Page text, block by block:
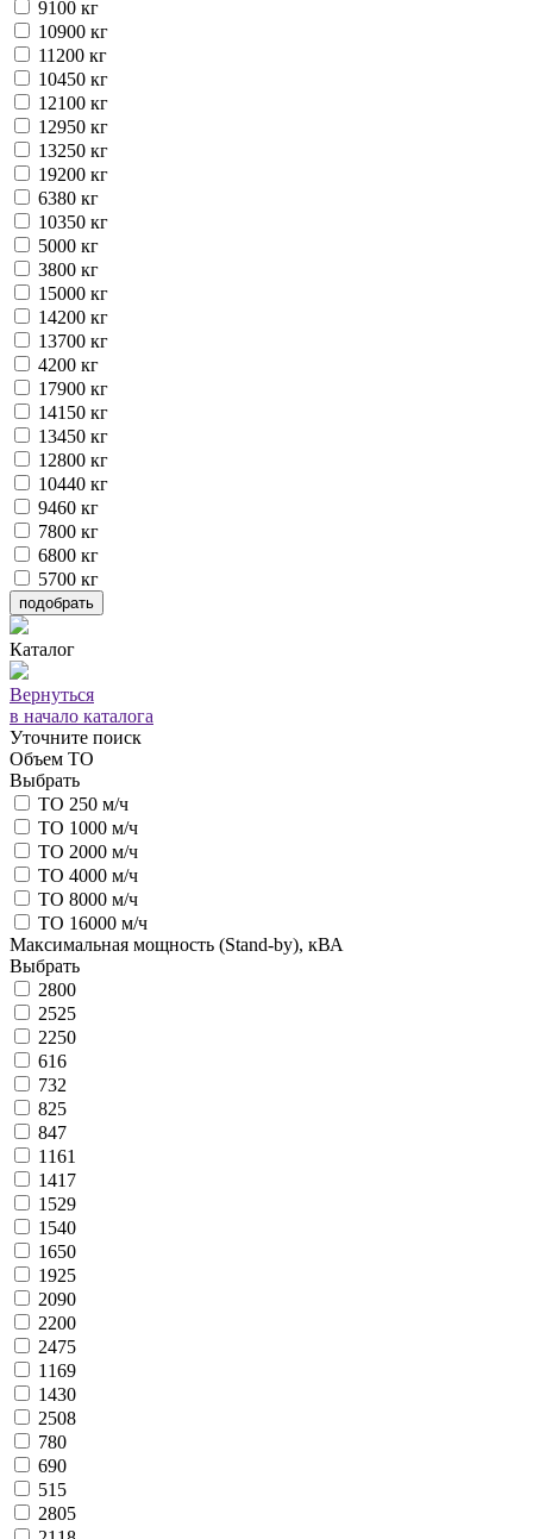
9100 кг
10900 кг
11200 кг
10450 кг
12100 кг
12950 кг
13250 кг
19200 кг
6380 кг
10350 кг
5000 кг
3800 кг
15000 кг
14200 кг
13700 кг
4200 кг
17900 кг
14150 кг
13450 кг
12800 кг
10440 кг
9460 кг
7800 кг
6800 кг
5700 кг
подобрать
Каталог
Вернуться
в начало каталога
Уточните поиск
Объем ТО
Выбрать
ТО 250 м/ч
ТО 1000 м/ч
ТО 2000 м/ч
ТО 4000 м/ч
ТО 8000 м/ч
ТО 16000 м/ч
Максимальная мощность (Stand-by), кВА
Выбрать
2800
2525
2250
616
732
825
847
1161
1417
1529
1540
1650
1925
2090
2200
2475
1169
1430
2508
780
690
515
2805